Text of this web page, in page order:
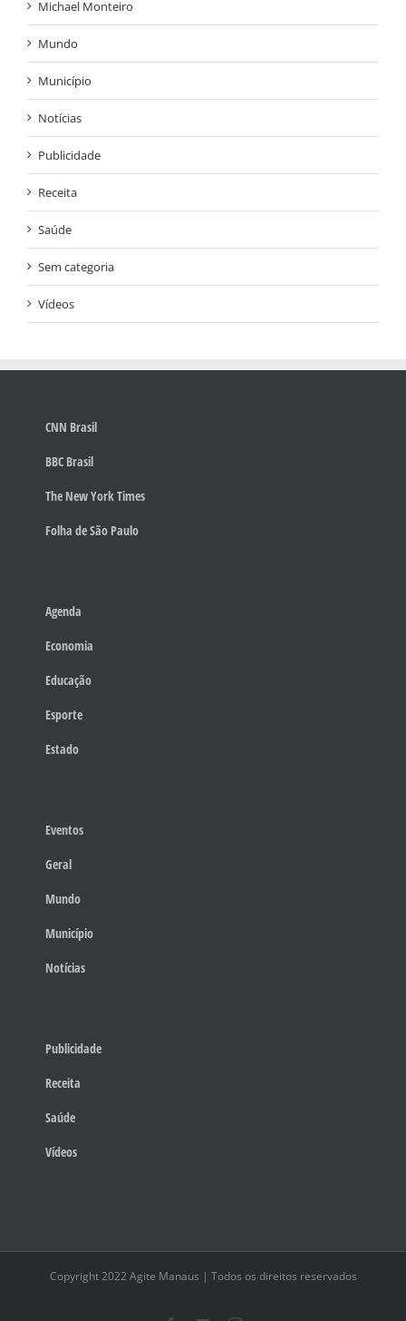
Michael Monteiro
Mundo
Município
Notícias
Publicidade
Receita
Saúde
Sem categoria
Vídeos
CNN Brasil
BBC Brasil
The New York Times
Folha de São Paulo
Agenda
Economia
Educação
Esporte
Estado
Eventos
Geral
Mundo
Município
Notícias
Publicidade
Receita
Saúde
Vídeos
Copyright 2022 Agite Manaus | Todos os direitos reservados